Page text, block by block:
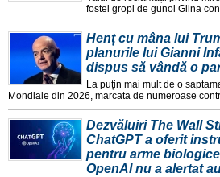
fostei gropi de gunoi Glina
Henț cu mâna lui
planurile lui Gianni
dispus să vândă o
La puțin mai mult de o
Mondiale din 2026, marcata de numeroase
Dezvăluiri The Wall
ChatGPT a oferit
pentru arme
OpenAI nu a alertat